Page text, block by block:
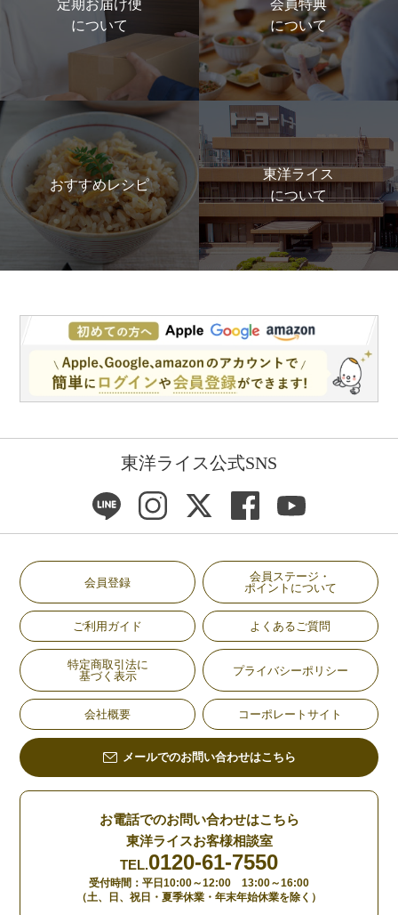
定期お届け便
について
会員特典
について
おすすめレシピ
東洋ライス
について
東洋ライス公式SNS
会員登録
会員ステージ・
ポイントについて
ご利用ガイド よくあるご質問
特定商取引法に
基づく表示
プライバシーポリシー
会社概要 コーポレートサイト
メールでのお問い合わせはこちら
お電話でのお問い合わせはこちら
東洋ライスお客様相談室
TEL.0120-61-7550
受付時間：平日10:00～12:00 13:00～16:00
（土、日、祝日・夏季休業・年末年始休業を除く）